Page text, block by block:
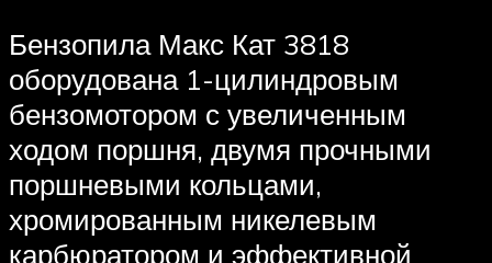
Бензопила Макс Кат 3818
оборудована 1-цилиндровым
бензомотором с увеличенным
ходом поршня, двумя прочными
поршневыми кольцами,
хромированным никелевым
карбюратором и эффективной